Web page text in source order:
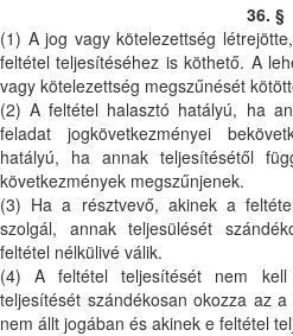
36. §
(1) A jog vagy kötelezettség
feltétel teljesítéséhez is köthető. A
vagy kötelezettség megszűnését
(2) A feltétel halasztó hatályú, ha
feladat jogkövetkezményei
hatályú, ha annak teljesítésétől
következmények megszűnjenek.
(3) Ha a résztvevő, akinek a
szolgál, annak teljesülését
feltétel nélkülivé válik.
(4) A feltétel teljesítését nem
teljesítését szándékosan okozza az
nem állt jogában és akinek e feltétel